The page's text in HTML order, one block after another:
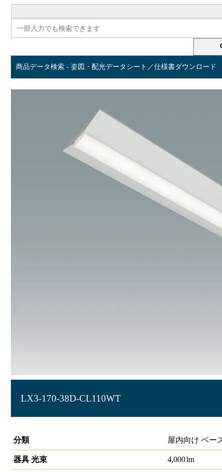
商品データ検索 - 姿図・配光データシート／仕様書ダウンロード
LX3-170-38D-CL110WT
分類
屋内向け ベー
器具 光束 4,000lm